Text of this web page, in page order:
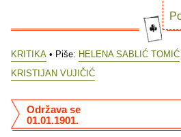
KRITIKA • Piše: HELENA SABLIĆ TOMIĆ
KRISTIJAN VUJIČIĆ
Održava se
01.01.1901.